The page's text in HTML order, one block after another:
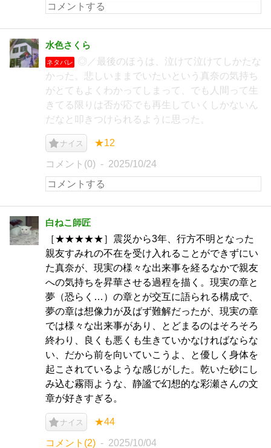
水色さくら
ネタバレ
◎／最後のほうは、泣けて泣けてしかたな
かった。悲しいままでいたいという真奈の気持ち
がとてもよくわかってしまって、でも人間って生
きてる限りは否が応でも再生していくしかないん
だなと叩きつけられるように思った。
ナイス ★12
コメント(0) 2025/10/24
白ねこ師匠
［★★★★★］震災から3年、行方不明となった
親友すみれの不在を受け入れることができずにい
た真奈が、現実の様々な出来事を経るなかで親友
への気持ちを昇華させる過程を描く。現実の章と
夢（恐らく…）の章とが交互に語られる構成で、
夢の章は想像力が及ばず難解だったが、現実の章
では様々な出来事があり、とどまるのはそろそろ
終わり、良くも悪くも生きていかなければならな
い、だから前を向いていこうよ、と優しく身体を
起こされているような感じがした。乾いた砂にし
み込む霧雨ような、静謐で幻想的な彩瀬さんの文
章が好きすぎる。
ナイス ★44
コメント(2) 2025/10/04